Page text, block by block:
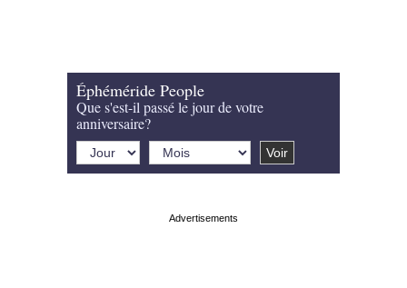
Éphéméride People
Que s'est-il passé le jour de votre
anniversaire?